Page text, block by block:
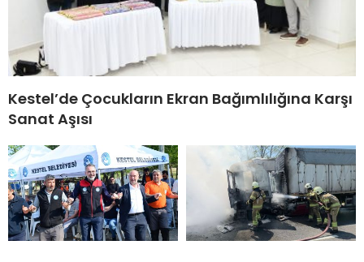
Kestel’de Çocukların Ekran Bağımlılığına Karşı
Sanat Aşısı